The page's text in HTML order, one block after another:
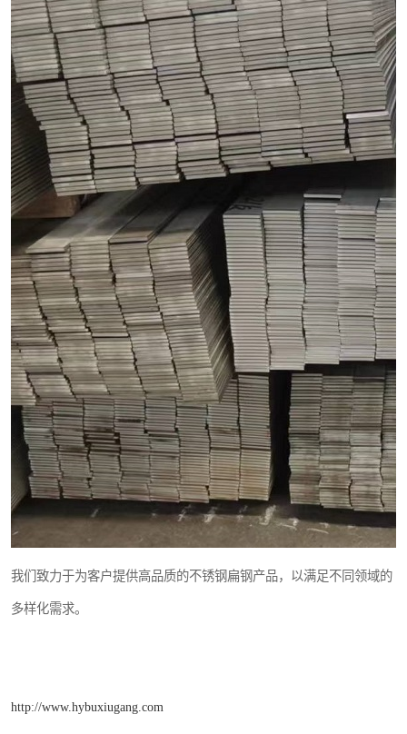
我们致力于为客户提供高品质的不锈钢扁钢产品，以满足不同领域的
多样化需求。
http://www.hybuxiugang.com